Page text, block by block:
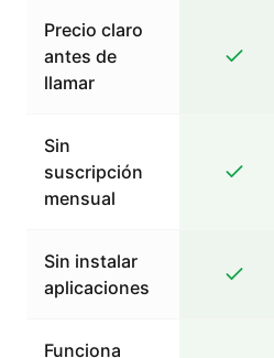
Precio claro
antes de
llamar
Sin
suscripción
mensual
Sin instalar
aplicaciones
Funciona